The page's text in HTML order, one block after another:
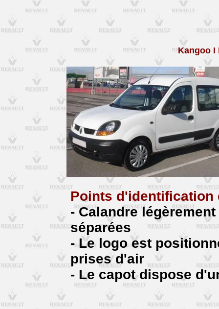
Kangoo I
Points d'identification
- Calandre
séparées
- Le logo est
prises d'air
- Le capot dispose